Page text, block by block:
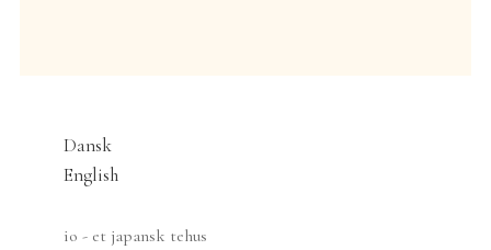
Dansk
English
io - et japansk tehus